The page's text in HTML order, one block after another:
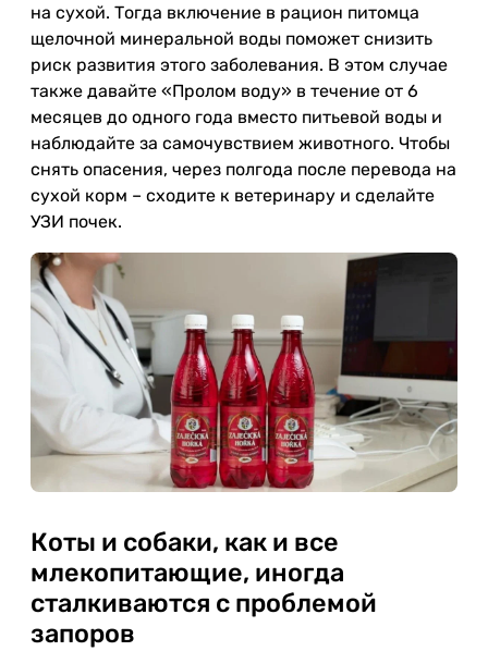
на сухой. Тогда включение в рацион питомца
щелочной минеральной воды поможет снизить
риск развития этого заболевания. В этом случае
также давайте «Пролом воду» в течение от 6
месяцев до одного года вместо питьевой воды и
наблюдайте за самочувствием животного. Чтобы
снять опасения, через полгода после перевода на
сухой корм – сходите к ветеринару и сделайте
УЗИ почек.
Коты и собаки, как и все
млекопитающие, иногда
сталкиваются с проблемой
запоров